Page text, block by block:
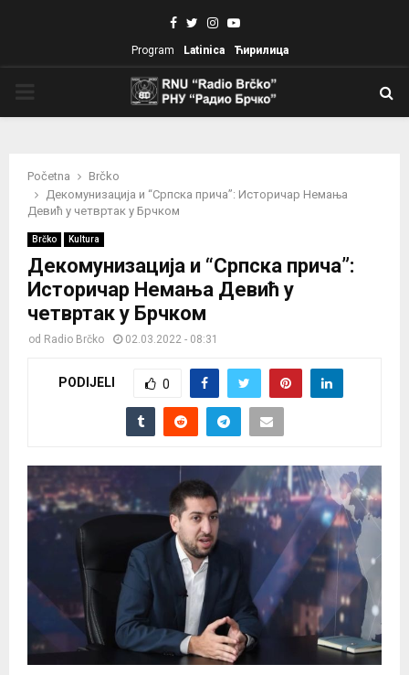
Facebook
TwitterInstagram
Youtube
Program Latinica Ћирилица
Početna
Brčko
Декомунизација и “Српска прича”: Историчар Немања
Девић у четвртак у Брчком
Brčko Kultura
Декомунизација и “Српска прича”:
Историчар Немања Девић у
четвртак у Брчком
od Radio Brčko 02.03.2022 - 08:31
PODIJELI 0